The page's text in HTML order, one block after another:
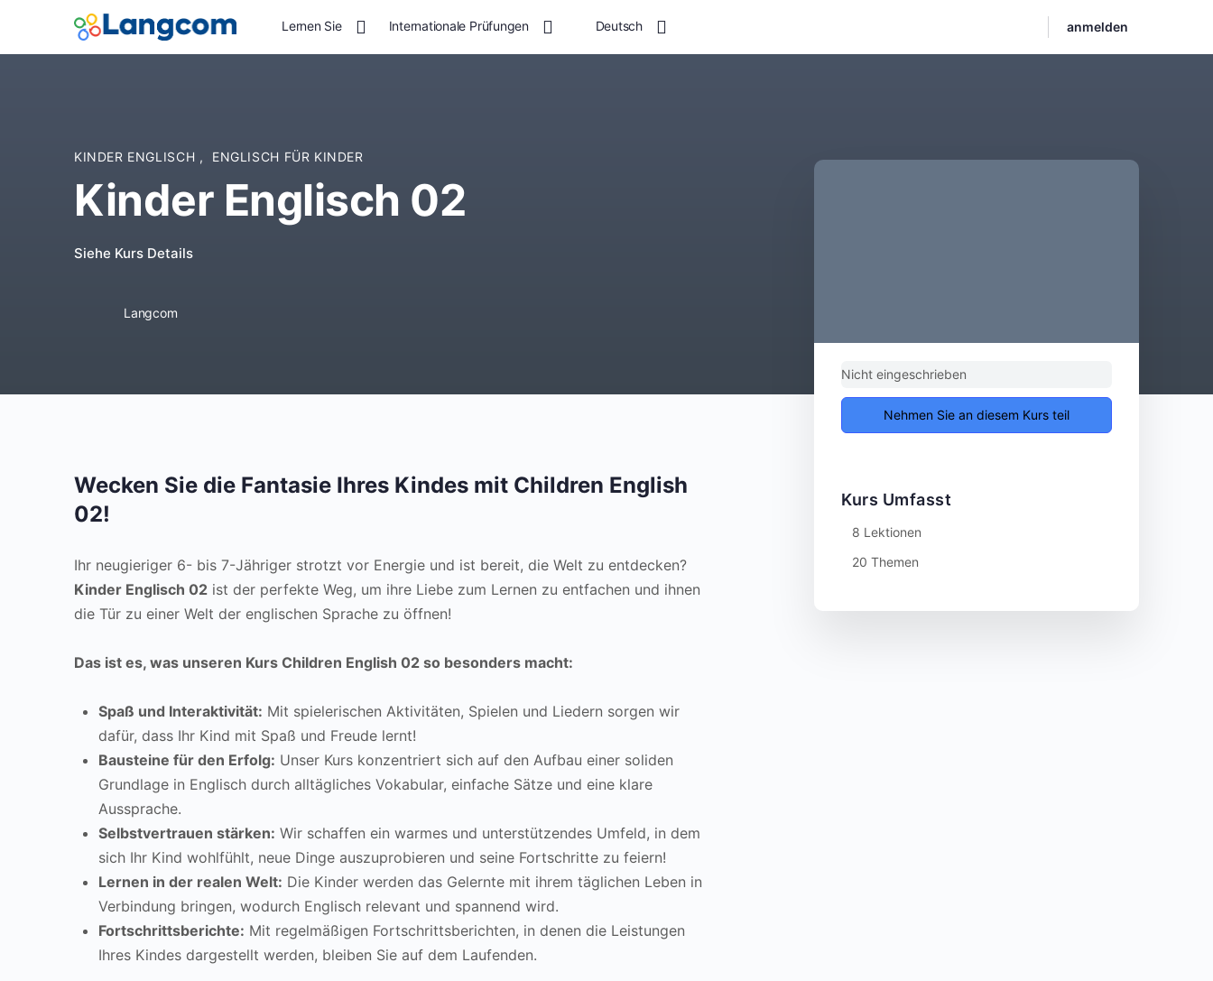
Lernen Sie Internationale Prüfungen Deutsch anmelden
KINDER ENGLISCH , ENGLISCH FÜR KINDER
Kinder Englisch 02
Siehe Kurs Details
Langcom
Wecken Sie die Fantasie Ihres Kindes mit Children English
02!
Ihr neugieriger 6- bis 7-Jähriger strotzt vor Energie und ist bereit, die Welt zu entdecken?
Kinder Englisch 02 ist der perfekte Weg, um ihre Liebe zum Lernen zu entfachen und ihnen
die Tür zu einer Welt der englischen Sprache zu öffnen!
Das ist es, was unseren Kurs Children English 02 so besonders macht:
Spaß und Interaktivität: Mit spielerischen Aktivitäten, Spielen und Liedern sorgen wir
dafür, dass Ihr Kind mit Spaß und Freude lernt!
Bausteine für den Erfolg: Unser Kurs konzentriert sich auf den Aufbau einer soliden
Grundlage in Englisch durch alltägliches Vokabular, einfache Sätze und eine klare
Aussprache.
Selbstvertrauen stärken: Wir schaffen ein warmes und unterstützendes Umfeld, in dem
sich Ihr Kind wohlfühlt, neue Dinge auszuprobieren und seine Fortschritte zu feiern!
Lernen in der realen Welt: Die Kinder werden das Gelernte mit ihrem täglichen Leben in
Verbindung bringen, wodurch Englisch relevant und spannend wird.
Fortschrittsberichte: Mit regelmäßigen Fortschrittsberichten, in denen die Leistungen
Ihres Kindes dargestellt werden, bleiben Sie auf dem Laufenden.
Nicht eingeschrieben
Nehmen Sie an diesem Kurs teil
Kurs Umfasst
8 Lektionen
20 Themen